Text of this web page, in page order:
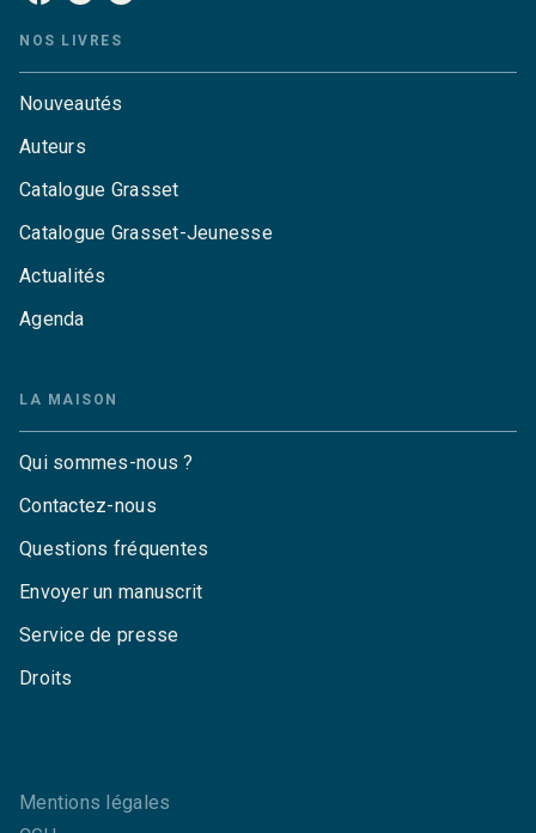
NOS LIVRES
Nouveautés
Auteurs
Catalogue Grasset
Catalogue Grasset-Jeunesse
Actualités
Agenda
LA MAISON
Qui sommes-nous ?
Contactez-nous
Questions fréquentes
Envoyer un manuscrit
Service de presse
Droits
Mentions légales